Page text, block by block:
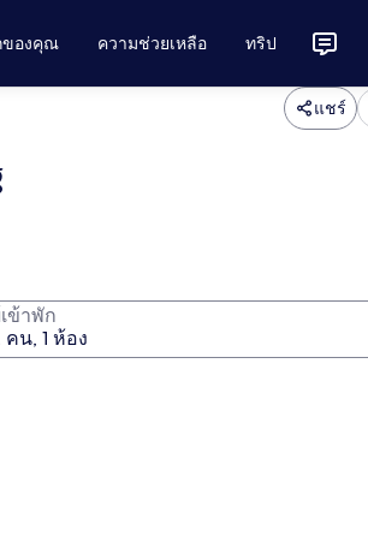
ของคุณ ความช่วยเหลือ ทริป
แชร์
ข้าพัก